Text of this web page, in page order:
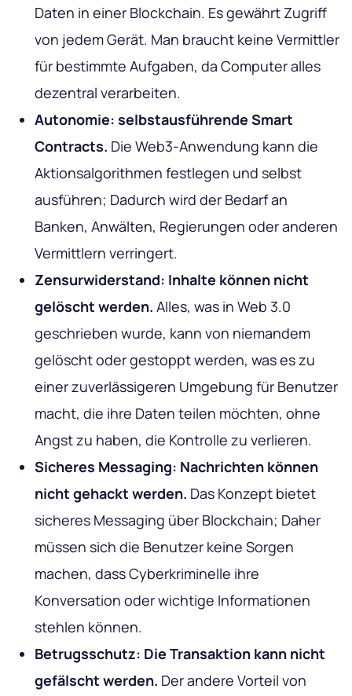
Daten in einer Blockchain. Es gewährt Zugriff
von jedem Gerät. Man braucht keine Vermittler
für bestimmte Aufgaben, da Computer alles
dezentral verarbeiten.
Autonomie: selbstausführende Smart
Contracts. Die Web3-Anwendung kann die
Aktionsalgorithmen festlegen und selbst
ausführen; Dadurch wird der Bedarf an
Banken, Anwälten, Regierungen oder anderen
Vermittlern verringert.
Zensurwiderstand: Inhalte können nicht
gelöscht werden. Alles, was in Web 3.0
geschrieben wurde, kann von niemandem
gelöscht oder gestoppt werden, was es zu
einer zuverlässigeren Umgebung für Benutzer
macht, die ihre Daten teilen möchten, ohne
Angst zu haben, die Kontrolle zu verlieren.
Sicheres Messaging: Nachrichten können
nicht gehackt werden. Das Konzept bietet
sicheres Messaging über Blockchain; Daher
müssen sich die Benutzer keine Sorgen
machen, dass Cyberkriminelle ihre
Konversation oder wichtige Informationen
stehlen können.
Betrugsschutz: Die Transaktion kann nicht
gefälscht werden. Der andere Vorteil von